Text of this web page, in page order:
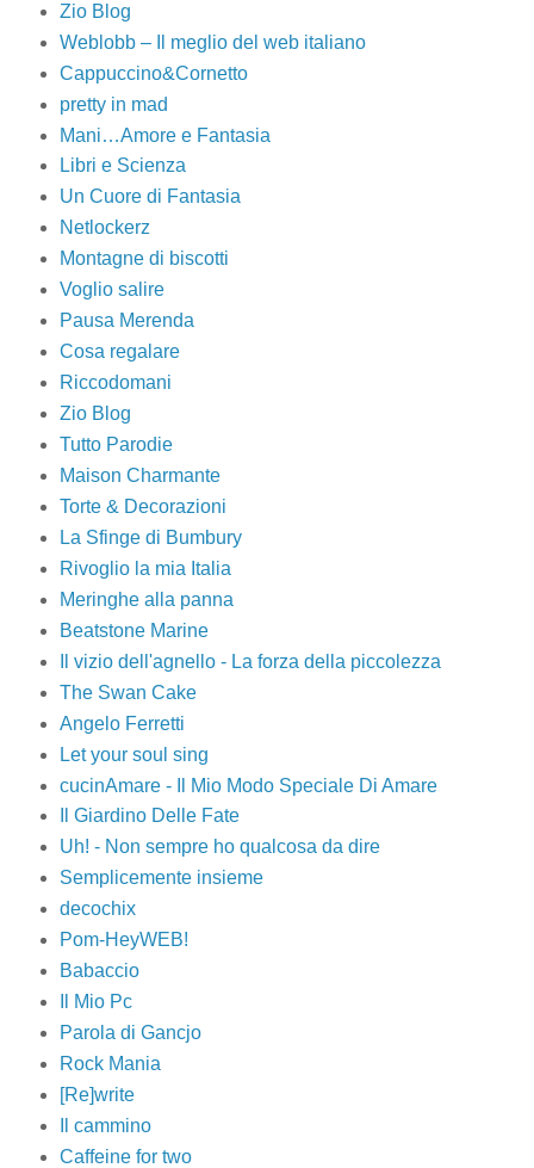
Zio Blog
Weblobb – Il meglio del web italiano
Cappuccino&Cornetto
pretty in mad
Mani…Amore e Fantasia
Libri e Scienza
Un Cuore di Fantasia
Netlockerz
Montagne di biscotti
Voglio salire
Pausa Merenda
Cosa regalare
Riccodomani
Zio Blog
Tutto Parodie
Maison Charmante
Torte & Decorazioni
La Sfinge di Bumbury
Rivoglio la mia Italia
Meringhe alla panna
Beatstone Marine
Il vizio dell'agnello - La forza della piccolezza
The Swan Cake
Angelo Ferretti
Let your soul sing
cucinAmare - Il Mio Modo Speciale Di Amare
Il Giardino Delle Fate
Uh! - Non sempre ho qualcosa da dire
Semplicemente insieme
decochix
Pom-HeyWEB!
Babaccio
Il Mio Pc
Parola di Gancjo
Rock Mania
[Re]write
Il cammino
Caffeine for two